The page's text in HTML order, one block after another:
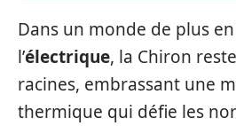
Dans un monde de plus
l’électrique, la Chiron
racines, embrassant une
thermique qui défie les